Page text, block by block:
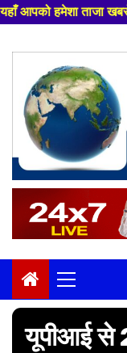
रूबरू कराया जाएगा
content
Primary
Menu
यूपीआई